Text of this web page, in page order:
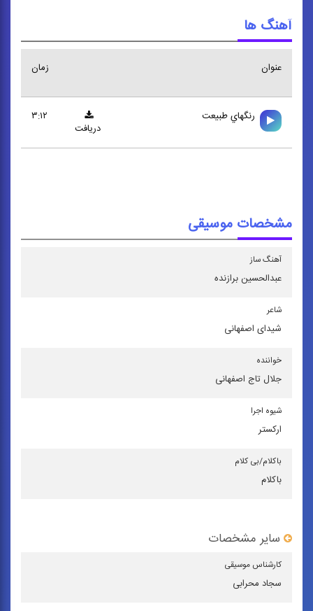
آهنگ ها
عنوان زمان
رنگهاي طبيعت
۳:۱۲
دریافت
مشخصات موسیقی
آهنگ ساز
عبدالحسین برازنده
شاعر
شیدای اصفهانی
خواننده
جلال تاج ‌اصفهانی
شیوه اجرا
اركستر
باكلام/بی كلام
باکلام
سایر مشخصات
كارشناس موسیقی
سجاد محرابی